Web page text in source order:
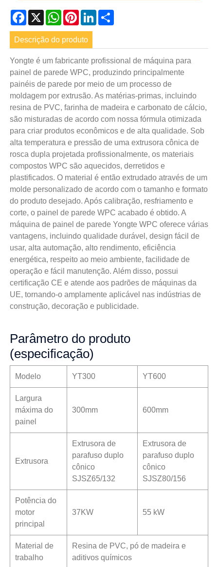
Facebook
X WhatsApp
PinterestLinkedIn
Descrição do produto
Yongte é um fabricante profissional de máquina para
painel de parede WPC, produzindo principalmente
painéis de parede por meio de um processo de
moldagem por extrusão. As matérias-primas, incluindo
resina de PVC, farinha de madeira e carbonato de cálcio,
são misturadas de acordo com nossa fórmula otimizada
para criar produtos econômicos e de alta qualidade. Sob
alta temperatura e pressão de uma extrusora cônica de
rosca dupla projetada profissionalmente, os materiais
compostos WPC são aquecidos, derretidos e
plastificados. O material é então extrudado através de um
molde personalizado de acordo com o tamanho e formato
do produto desejado. Após calibração, resfriamento e
corte, o painel de parede WPC acabado é obtido. A
máquina de painel de parede Yongte WPC oferece várias
vantagens, incluindo qualidade durável, design fácil de
usar, alta automação, alto rendimento, eficiência
energética, respeito ao meio ambiente, facilidade de
operação e fácil manutenção. Além disso, possui
certificação CE e atende aos padrões de máquinas da
UE, tornando-o amplamente aplicável nas indústrias de
construção, decoração e publicidade.
Parâmetro do produto
(especificação)
Modelo YT300 YT600
Largura
máxima do
painel
300mm 600mm
Extrusora
Extrusora de
parafuso duplo
cônico
SJSZ65/132
Extrusora de
parafuso duplo
cônico
SJSZ80/156
Potência do
motor
principal
37KW 55 kW
Material de
trabalho
Resina de PVC, pó de madeira e
aditivos químicos